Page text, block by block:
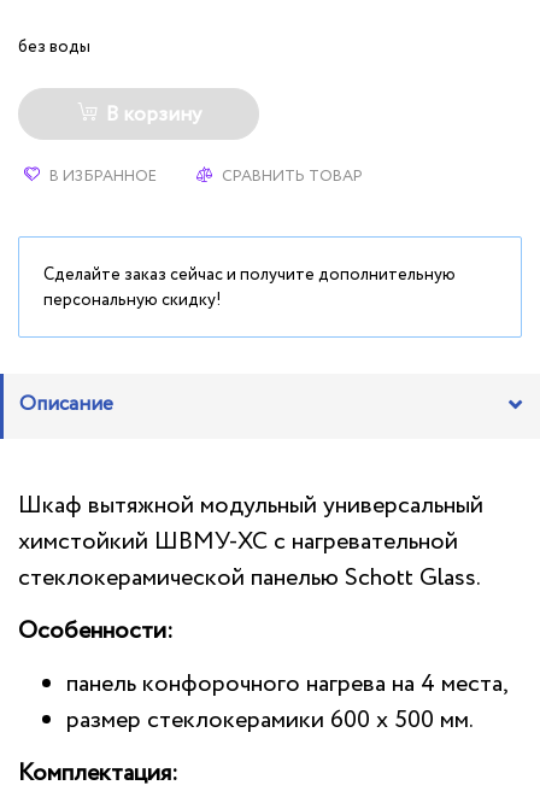
без воды
В корзину
В ИЗБРАННОЕ СРАВНИТЬ ТОВАР
Сделайте заказ сейчас и получите дополнительную
персональную скидку!
Описание
Шкаф вытяжной модульный универсальный
химстойкий ШВМУ-ХС с нагревательной
стеклокерамической панелью Schott Glass.
Особенности:
панель конфорочного нагрева на 4 места,
размер стеклокерамики 600 х 500 мм.
Комплектация: